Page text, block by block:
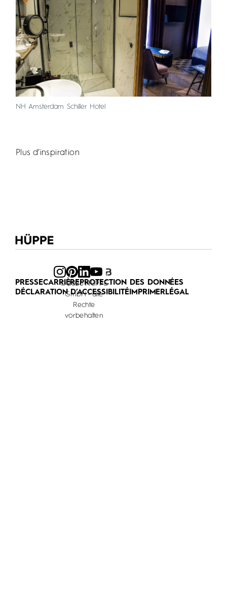
NH Amsterdam Schiller Hotel
Plus d’inspiration
PRESSECARRIÈREPROTECTION DES DONNÉES
DÉCLARATION D’ACCESSIBILITÉIMPRIMERLÉGAL
© 2026 HÜPPE
GmbH - alle
Rechte
vorbehalten